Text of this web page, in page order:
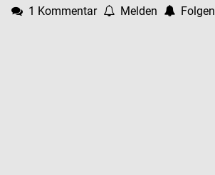
1 Kommentar Melden Folgen